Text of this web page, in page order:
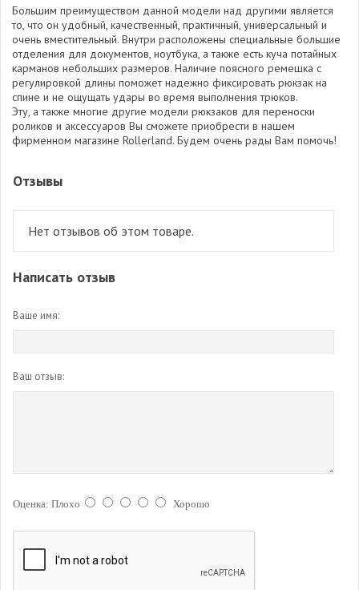
Большим преимуществом данной модели над другими является
то, что он удобный, качественный, практичный, универсальный и
очень вместительный. Внутри расположены специальные большие
отделения для документов, ноутбука, а также есть куча потайных
карманов небольших размеров. Наличие поясного ремешка с
регулировкой длины поможет надежно фиксировать рюкзак на
спине и не ощущать удары во время выполнения трюков.
Эту, а также многие другие модели рюкзаков для переноски
роликов и аксессуаров Вы сможете приобрести в нашем
фирменном магазине Rollerland. Будем очень рады Вам помочь!
Отзывы
Нет отзывов об этом товаре.
Написать отзыв
Ваше имя:
Ваш отзыв:
Оценка: Плохо Хорошо